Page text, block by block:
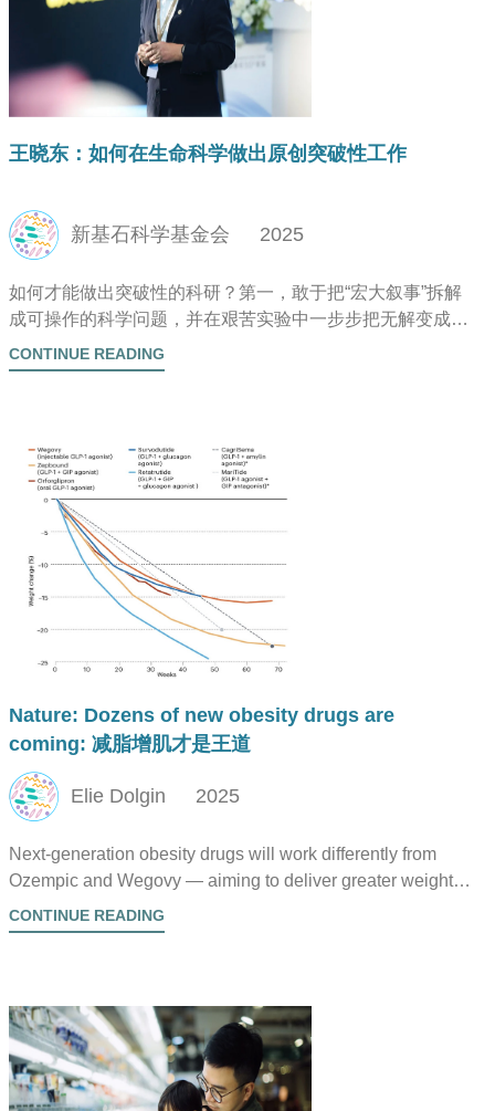
王晓东：如何在生命科学做出原创突破性工作
新基石科学基金会 2025
如何才能做出突破性的科研？第一，敢于把“宏大叙事”拆解
成可操作的科学问题，并在艰苦实验中一步步把无解变成有
解。第二，保持 Intellectual honesty 与科学敏感，哪怕是最
平常、最不起眼的现象，也可能蕴含着颠覆性的科学秘密。
CONTINUE READING
Nature: Dozens of new obesity drugs are
coming: 减脂增肌才是王道
Elie Dolgin 2025
Next-generation obesity drugs will work differently from
Ozempic and Wegovy — aiming to deliver greater weight
loss with fewer side effects.
CONTINUE READING